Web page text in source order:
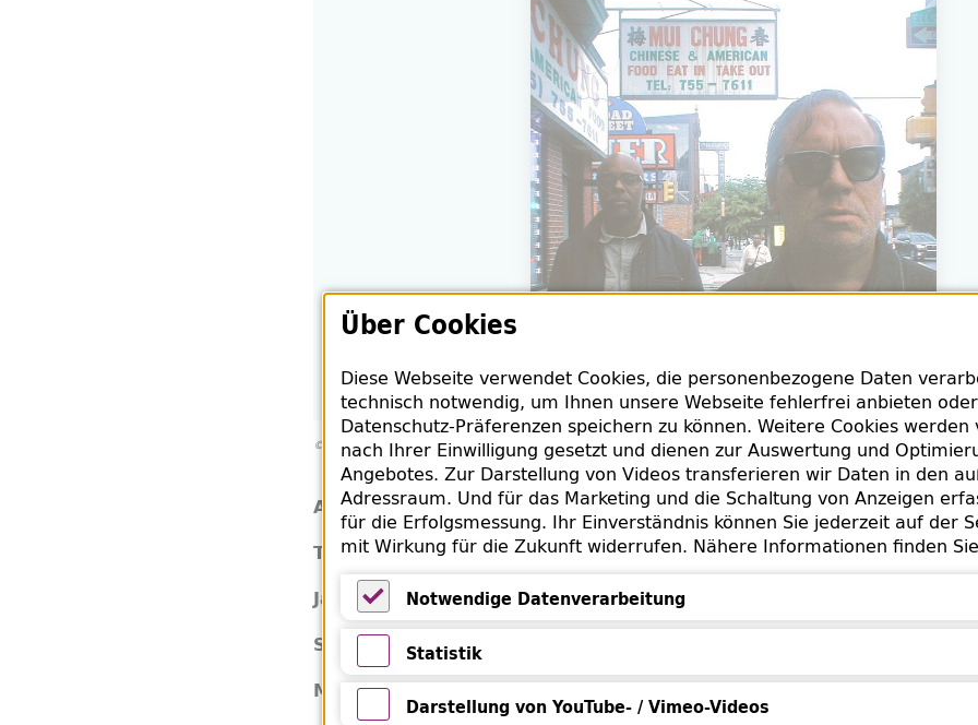
©Internation Anthem
Autor: Chicago Underground Duo
Titel: Hyperglyph
Jahr: 2025
Signatur: Ton 7034 CUD 1:CD
Medienart: CD
Über Cookies
Diese Webseite verwendet Cookies, die personenbezogene Daten
technisch notwendig, um Ihnen unsere Webseite fehlerfrei anbieten
Datenschutz-Präferenzen speichern zu können. Weitere Cookies
nach Ihrer Einwilligung gesetzt und dienen zur Auswertung und
Angebotes. Zur Darstellung von Videos transferieren wir Daten in den
Adressraum. Und für das Marketing und die Schaltung von Anzeigen
für die Erfolgsmessung. Ihr Einverständnis können Sie jederzeit auf der
mit Wirkung für die Zukunft widerrufen. Nähere Informationen finden Sie
Notwendige Datenverarbeitung
Notwendige Datenverarbeitung
Statistik
Statistik
Darstellung von YouTube- / Vimeo-Videos